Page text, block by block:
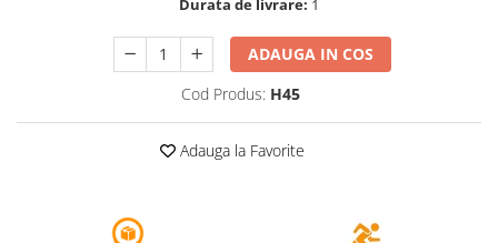
Durata de livrare: 1
ADAUGA IN COS
Cod Produs: H45
Adauga la Favorite